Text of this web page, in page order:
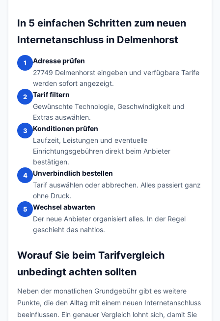
In 5 einfachen Schritten zum neuen
Internetanschluss in Delmenhorst
1
Adresse prüfen
27749 Delmenhorst eingeben und verfügbare Tarife
werden sofort angezeigt.
2
Tarif filtern
Gewünschte Technologie, Geschwindigkeit und
Extras auswählen.
3
Konditionen prüfen
Laufzeit, Leistungen und eventuelle
Einrichtungsgebühren direkt beim Anbieter
bestätigen.
4
Unverbindlich bestellen
Tarif auswählen oder abbrechen. Alles passiert ganz
ohne Druck.
5
Wechsel abwarten
Der neue Anbieter organisiert alles. In der Regel
geschieht das nahtlos.
Worauf Sie beim Tarifvergleich
unbedingt achten sollten
Neben der monatlichen Grundgebühr gibt es weitere
Punkte, die den Alltag mit einem neuen Internetanschluss
beeinflussen. Ein genauer Vergleich lohnt sich, damit Sie